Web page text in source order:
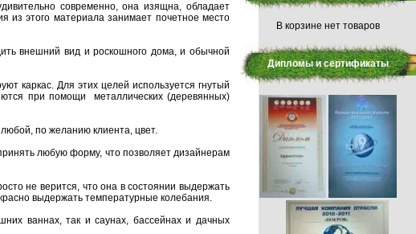
современно, она изящна, обладает
из этого материала занимает почетное место
внешний вид и роскошного дома, и обычной
каркас. Для этих целей используется гнутый
при помощи металлических (деревянных)
по желанию клиента, цвет.
любую форму, что позволяет дизайнерам
не верится, что она в состоянии выдержать
выдержать температурные колебания.
ваннах, так и саунах, бассейнах и дачных
В корзине нет товаров
Дипломы и сертификаты